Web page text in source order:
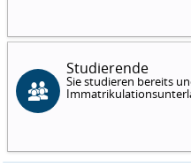
Studierende
Sie studieren bereits